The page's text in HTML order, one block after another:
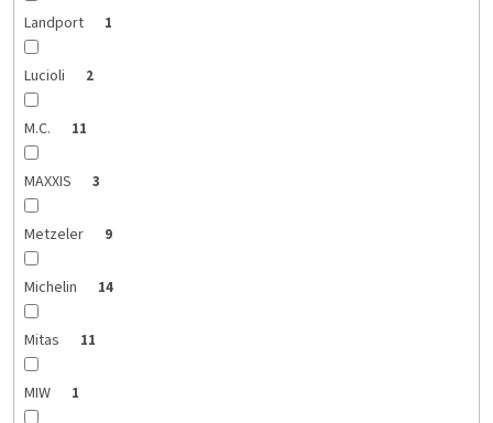
Landport 1
Lucioli 2
M.C. 11
MAXXIS 3
Metzeler 9
Michelin 14
Mitas 11
MIW 1